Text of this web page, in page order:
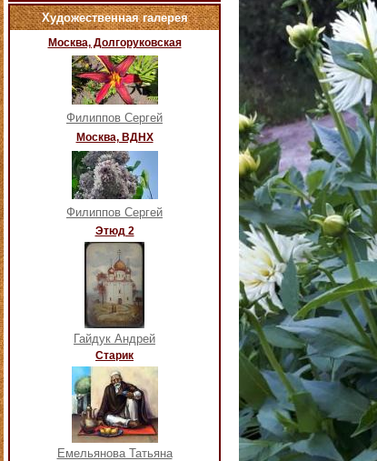
Художественная галерея
Москва, Долгоруковская
Филиппов Сергей
Москва, ВДНХ
Филиппов Сергей
Этюд 2
Гайдук Андрей
Старик
Емельянова Татьяна